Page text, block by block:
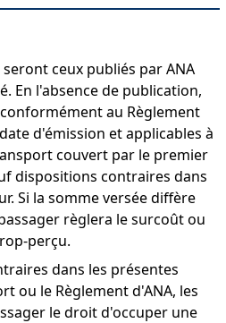
ceux publiés par ANA
En l'absence de publication,
au Règlement
d'émission et applicables à
couvert par le premier
dispositions contraires dans
Si la somme versée diffère
règlera le surcoût ou
perçu.
dans les présentes
ou le Règlement d'ANA, les
le droit d'occuper une